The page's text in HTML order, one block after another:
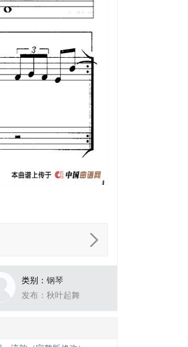
类别： 钢琴
发布：秋叶起舞